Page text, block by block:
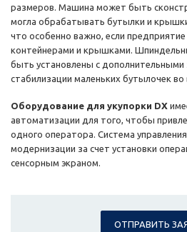
размеров. Машина может быть
могла обрабатывать бутылки и
что особенно важно, если
контейнерами и крышками.
быть установлены с
стабилизации маленьких бутылочек во
Оборудование для укупорки DX
автоматизации для того, чтобы
одного оператора. Система
модернизации за счет установки
сенсорным экраном.
ОТПРАВИТЬ